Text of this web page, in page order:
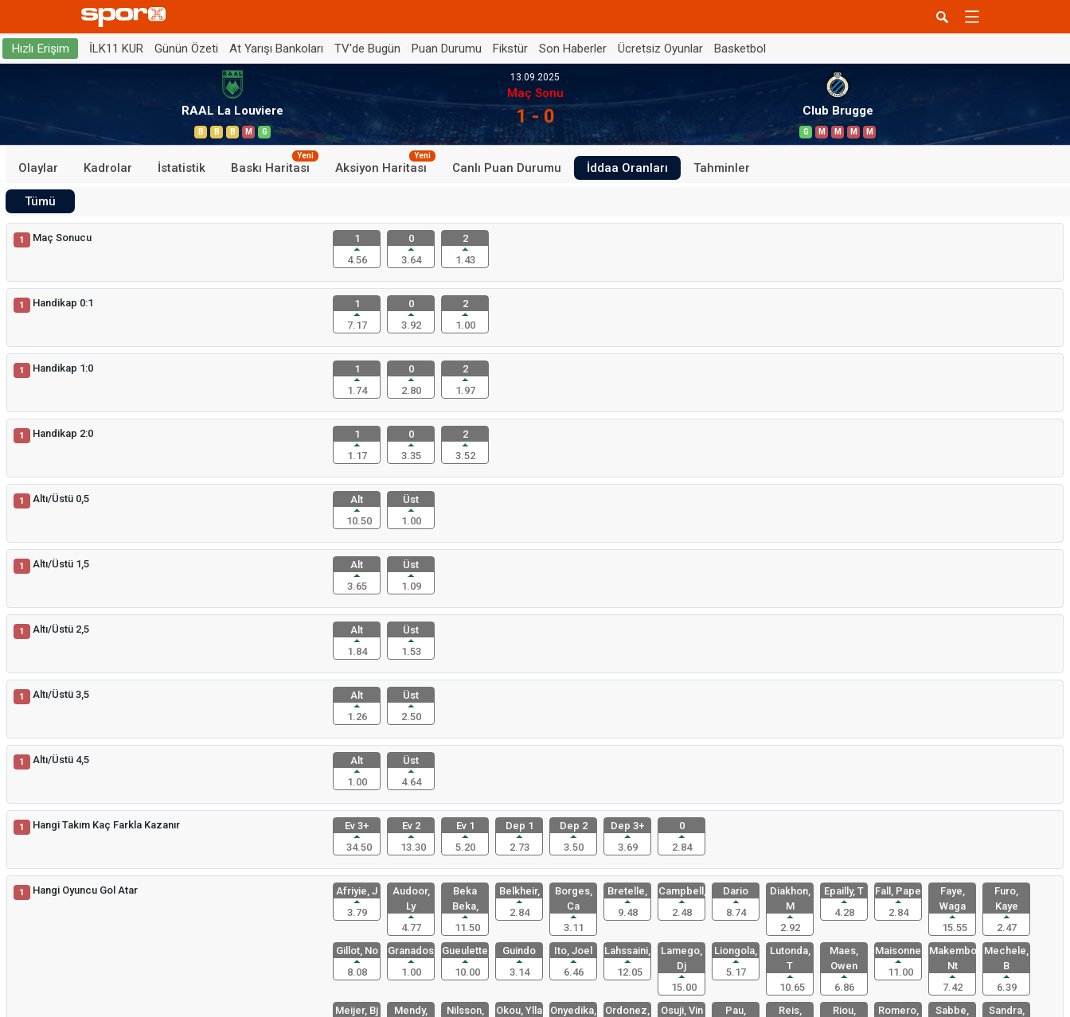
Hızlı Erişim İLK11 KUR Günün Özeti At Yarışı Bankoları TV'de Bugün Puan Durumu Fikstür Son Haberler Ücretsiz Oyunlar Basketbol
RAAL La Louviere
B B B M G
13.09.2025
Maç Sonu
1 - 0 Club Brugge
G M M M M
Olaylar Kadrolar İstatistik Baskı Haritası
Yeni
Aksiyon Haritası
Yeni
Canlı Puan Durumu İddaa Oranları Tahminler
Tümü
1 Maç Sonucu
1
4.56
0
3.64
2
1.43
1 Handikap 0:1
1
7.17
0
3.92
2
1.00
1 Handikap 1:0
1
1.74
0
2.80
2
1.97
1 Handikap 2:0
1
1.17
0
3.35
2
3.52
1 Altı/Üstü 0,5
Alt
10.50
Üst
1.00
1 Altı/Üstü 1,5
Alt
3.65
Üst
1.09
1 Altı/Üstü 2,5
Alt
1.84
Üst
1.53
1 Altı/Üstü 3,5
Alt
1.26
Üst
2.50
1 Altı/Üstü 4,5
Alt
1.00
Üst
4.64
1 Hangi Takım Kaç Farkla Kazanır
Ev 3+
34.50
Ev 2
13.30
Ev 1
5.20
Dep 1
2.73
Dep 2
3.50
Dep 3+
3.69
0
2.84
1 Hangi Oyuncu Gol Atar
Afriyie, J
3.79
Audoor,
Ly
4.77
Beka
Beka,
11.50
Belkheir,
2.84
Borges,
Ca
3.11
Bretelle,
9.48
Campbell,
2.48
Dario
8.74
Diakhon,
M
2.92
Epailly, T
4.28
Fall, Pape
2.84
Faye,
Waga
15.55
Furo,
Kaye
2.47
Gillot, No
8.08
Granados,
1.00
Gueulette,
10.00
Guindo
3.14
Ito, Joel
6.46
Lahssaini,
12.05
Lamego,
Dj
15.00
Liongola,
5.17
Lutonda,
T
10.65
Maes,
Owen
6.86
Maisonneuv
11.00
Makembo
Nt
7.42
Mechele,
B
6.39
Meijer, Bj
Mendy,
Nilsson,
Okou, Ylla
Onyedika,
Ordonez,
Osuji, Vin
Pau,
Reis,
Riou,
Romero,
Sabbe,
Sandra,